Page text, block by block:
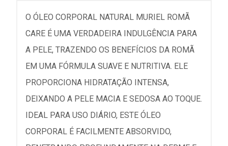
O ÓLEO CORPORAL NATURAL MURIEL ROMÃ
CARE É UMA VERDADEIRA INDULGÊNCIA PARA
A PELE, TRAZENDO OS BENEFÍCIOS DA ROMÃ
EM UMA FÓRMULA SUAVE E NUTRITIVA. ELE
PROPORCIONA HIDRATAÇÃO INTENSA,
DEIXANDO A PELE MACIA E SEDOSA AO TOQUE.
IDEAL PARA USO DIÁRIO, ESTE ÓLEO
CORPORAL É FACILMENTE ABSORVIDO,